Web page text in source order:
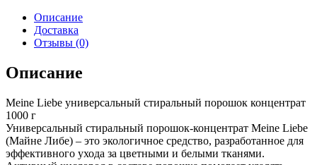
Описание
Доставка
Отзывы (0)
Описание
Meine Liebe универсальный стиральный порошок концентрат
1000 г
Универсальный стиральный порошок-концентрат Meine Liebe
(Майне Либе) – это экологичное средство, разработанное для
эффективного ухода за цветными и белыми тканями.